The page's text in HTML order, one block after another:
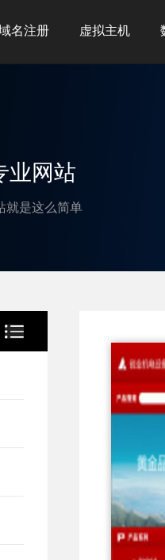
名注册 虚拟主机
业网站
就是这么简单